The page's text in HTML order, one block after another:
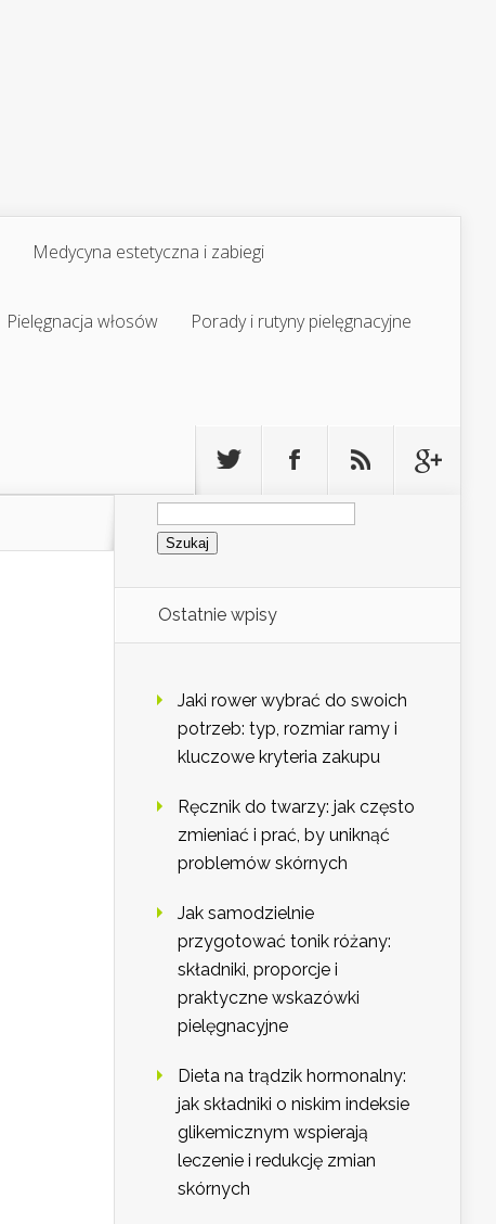
Medycyna estetyczna i zabiegi
Pielęgnacja włosów Porady i rutyny pielęgnacyjne
Szukaj:
Ostatnie wpisy
Jaki rower wybrać do swoich
potrzeb: typ, rozmiar ramy i
kluczowe kryteria zakupu
Ręcznik do twarzy: jak często
zmieniać i prać, by uniknąć
problemów skórnych
Jak samodzielnie
przygotować tonik różany:
składniki, proporcje i
praktyczne wskazówki
pielęgnacyjne
Dieta na trądzik hormonalny:
jak składniki o niskim indeksie
glikemicznym wspierają
leczenie i redukcję zmian
skórnych